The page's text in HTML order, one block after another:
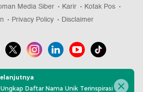
Media Siber Karir
Kotak Pos
Privacy Policy Disclaimer
Daftar Nama Unik Terinspirasi